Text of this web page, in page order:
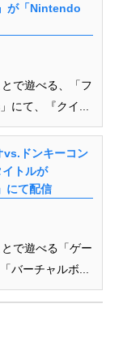
が「Nintendo
で遊べる、「フ
にて、『クイ...
vs.ドンキーコン
トルが
にて配信
で遊べる「ゲー
バーチャルボ...